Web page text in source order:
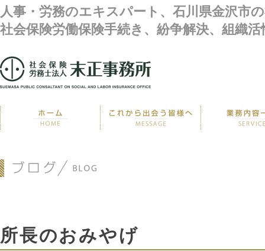
人事・労務のエキスパート、石川県金沢市
社会保険労働保険手続き、紛争解決、組織
所長のおみやげ